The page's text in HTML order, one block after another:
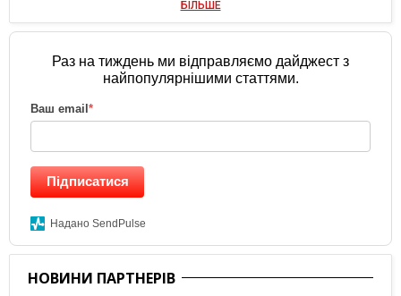
БІЛЬШЕ
Раз на тиждень ми відправляємо дайджест з
найпопулярнішими статтями.
Ваш email *
Підписатися
Надано SendPulse
НОВИНИ ПАРТНЕРІВ